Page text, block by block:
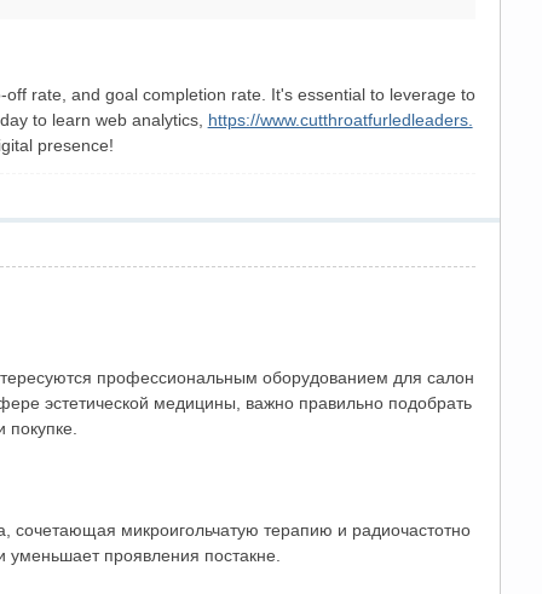
rate, and goal completion rate. It's essential to leverage to
to learn web analytics, https://www.cutthroatfurledleaders.
presence!
профессиональным оборудованием для салон
эстетической медицины, важно правильно подобрать
микроигольчатую терапию и радиочастотно
уменьшает проявления постакне.